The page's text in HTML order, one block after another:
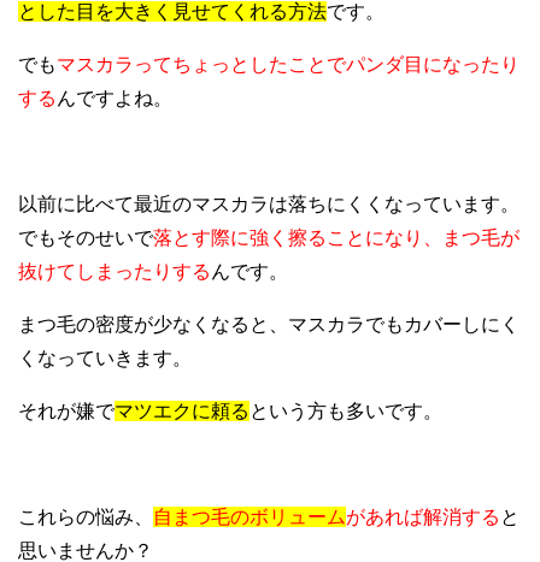
とした目を大きく見せてくれる方法です。
でもマスカラってちょっとしたことでパンダ目になったり
する んですよね。
以前に比べて最近のマスカラは落ちにくくなっています。
でもそのせいで落とす際に強く擦ることになり、まつ毛が
抜けてしまったりする んです。
まつ毛の密度が少なくなると、マスカラでもカバーしにく
くなっていきます。
それが嫌でマツエクに頼る という方も多いです。
これらの悩み、 自まつ毛のボリュームがあれば解消する と
思いませんか？